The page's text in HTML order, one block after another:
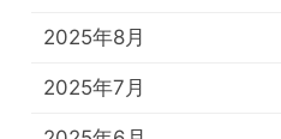
2025年8月
2025年7月